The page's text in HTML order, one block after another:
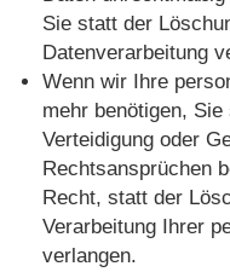
Sie statt der
Datenverarbeitung
Wenn wir Ihre
mehr benötigen,
Verteidigung oder
Rechtsansprüchen
Recht, statt der
Verarbeitung Ihrer
verlangen.